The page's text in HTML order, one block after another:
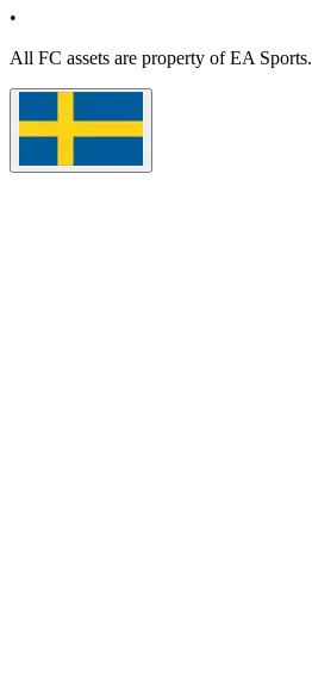
•
All FC assets are property of EA Sports.